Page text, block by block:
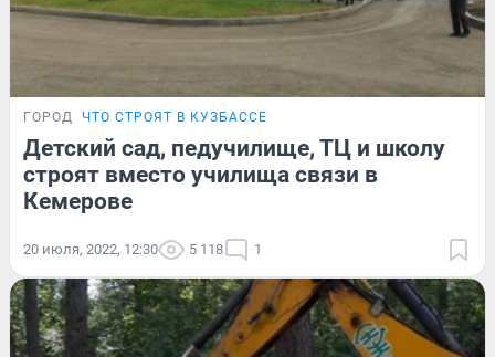
ГОРОД ЧТО СТРОЯТ В КУЗБАССЕ
Детский сад, педучилище, ТЦ и школу
строят вместо училища связи в
Кемерове
20 июля, 2022, 12:30 5 118 1